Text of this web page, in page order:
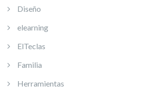
Diseño
elearning
ElTeclas
Familia
Herramientas